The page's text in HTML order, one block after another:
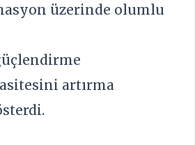
üzerinde olumlu
artırma